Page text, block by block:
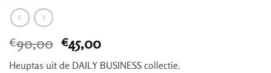
€90,00 Oorspronkelijke
prijs
€45,00Huidige
prijs
Heuptas uit de DAILY BUSINESS collectie.